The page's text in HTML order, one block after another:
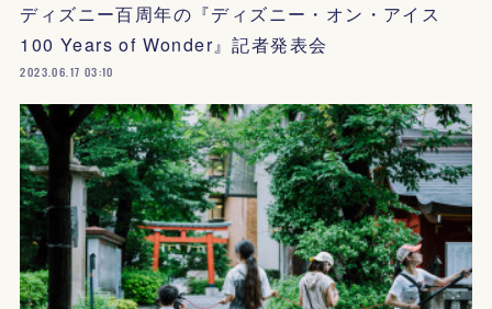
ディズニー百周年の『ディズニー・オン・アイス
100 Years of Wonder』記者発表会
2023.06.17 03:10